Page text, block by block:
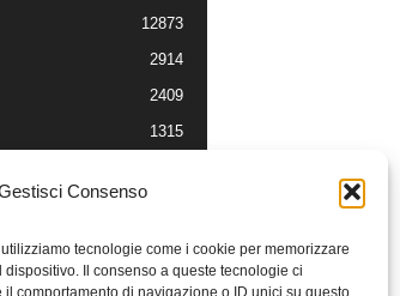
Consenso
tecnologie come i cookie per memorizzare
Il consenso a queste tecnologie ci
comportamento di navigazione o ID unici su questo
12873
2914
2409
1315